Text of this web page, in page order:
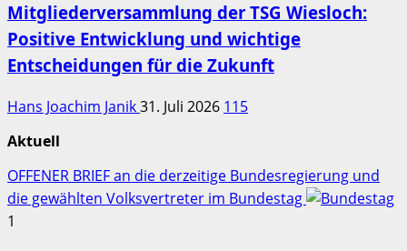
Mitgliederversammlung der TSG Wiesloch:
Positive Entwicklung und wichtige
Entscheidungen für die Zukunft
Hans Joachim Janik31. Juli 2026 115
Aktuell
OFFENER BRIEF an die derzeitige Bundesregierung und
die gewählten Volksvertreter im Bundestag
1